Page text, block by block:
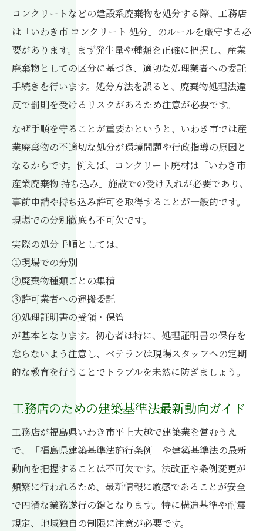
コンクリートなどの建設系廃棄物を処分する際、工務店
は「いわき市 コンクリート 処分」のルールを厳守する必
要があります。まず発生量や種類を正確に把握し、産業
廃棄物としての区分に基づき、適切な処理業者への委託
手続きを行います。処分方法を誤ると、廃棄物処理法違
反で罰則を受けるリスクがあるため注意が必要です。
なぜ手順を守ることが重要かというと、いわき市では産
業廃棄物の不適切な処分が環境問題や行政指導の原因と
なるからです。例えば、コンクリート廃材は「いわき市
産業廃棄物 持ち込み」施設での受け入れが必要であり、
事前申請や持ち込み許可を取得することが一般的です。
現場での分別徹底も不可欠です。
実際の処分手順としては、
①現場での分別
②廃棄物種類ごとの集積
③許可業者への運搬委託
④処理証明書の受領・保管
が基本となります。初心者は特に、処理証明書の保存を
怠らないよう注意し、ベテランは現場スタッフへの定期
的な教育を行うことでトラブルを未然に防ぎましょう。
工務店のための建築基準法最新動向ガイド
工務店が福島県いわき市平上大越で建築業を営むうえ
で、「福島県建築基準法施行条例」や建築基準法の最新
動向を把握することは不可欠です。法改正や条例変更が
頻繁に行われるため、最新情報に敏感であることが安全
で円滑な業務遂行の鍵となります。特に構造基準や耐震
規定、地域独自の制限に注意が必要です。